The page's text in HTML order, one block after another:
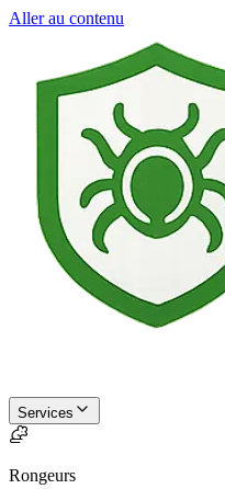
Aller au contenu
Services
Rongeurs